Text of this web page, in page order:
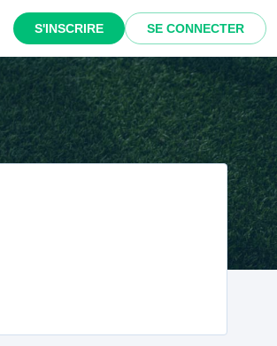
S'INSCRIRE SE CONNECTER